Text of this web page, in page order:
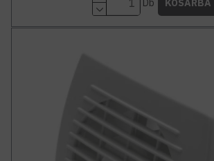
Db KOSÁRBA